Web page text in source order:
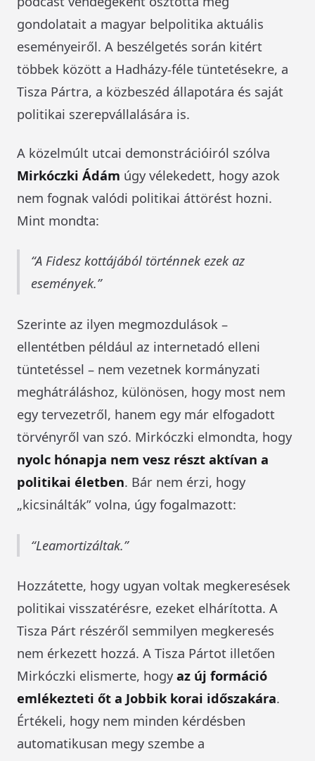
gondolatait a magyar belpolitika aktuális
eseményeiről. A beszélgetés során kitért
többek között a Hadházy-féle tüntetésekre, a
Tisza Pártra, a közbeszéd állapotára és saját
politikai szerepvállalására is.
A közelmúlt utcai demonstrációiról szólva
Mirkóczki Ádám úgy vélekedett, hogy azok
nem fognak valódi politikai áttörést hozni.
Mint mondta:
A Fidesz kottájából történnek ezek az
események.
Szerinte az ilyen megmozdulások –
ellentétben például az internetadó elleni
tüntetéssel – nem vezetnek kormányzati
meghátráláshoz, különösen, hogy most nem
egy tervezetről, hanem egy már elfogadott
törvényről van szó. Mirkóczki elmondta, hogy
nyolc hónapja nem vesz részt aktívan a
politikai életben. Bár nem érzi, hogy
„kicsinálták” volna, úgy fogalmazott:
Leamortizáltak.
Hozzátette, hogy ugyan voltak megkeresések
politikai visszatérésre, ezeket elhárította. A
Tisza Párt részéről semmilyen megkeresés
nem érkezett hozzá. A Tisza Pártot illetően
Mirkóczki elismerte, hogyaz új formáció
emlékezteti őt a Jobbik korai időszakára.
Értékeli, hogy nem minden kérdésben
automatikusan megy szembe a